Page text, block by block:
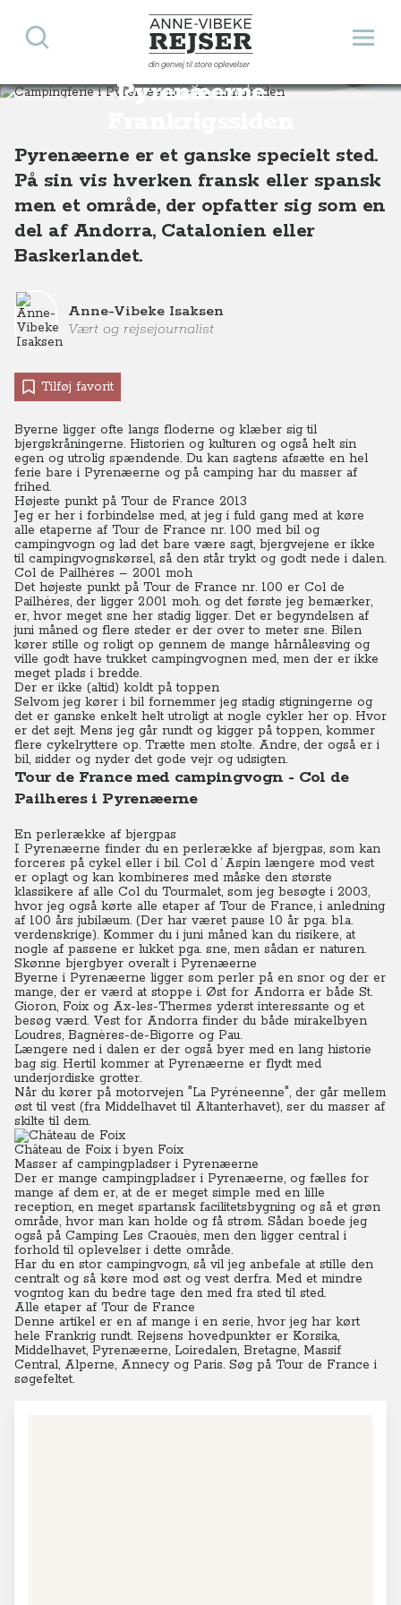
Anne-Vibeke Rejser
din genvej til store oplevelser
Åbn
Søg
Campingferie i
Pyrenæerne -
Destinationer Europa Frankrig Campingferie i Pyrenæerne - Frankrigs-siden
Pyrenæerne er et ganske specielt sted.
På sin vis hverken fransk eller spansk
men et område, der opfatter sig som en
del af Andorra, Catalonien eller
Baskerlandet.
Anne-Vibeke Isaksen
Vært og rejsejournalist
Tilføj favorit
Byerne ligger ofte langs floderne og klæber sig til
bjergskråningerne. Historien og kulturen og også helt sin
egen og utrolig spændende. Du kan sagtens afsætte en hel
ferie bare i Pyrenæerne og på camping har du masser af
frihed.
Højeste punkt på Tour de France 2013
Jeg er her i forbindelse med, at jeg i fuld gang med at køre
alle etaperne af Tour de France nr. 100 med bil og
campingvogn og lad det bare være sagt, bjergvejene er ikke
til campingvognskørsel, så den står trykt og godt nede i dalen.
Col de Pailhéres – 2001 moh
Det højeste punkt på Tour de France nr. 100 er Col de
Pailhéres, der ligger 2.001 moh. og det første jeg bemærker,
er, hvor meget sne her stadig ligger. Det er begyndelsen af
juni måned og flere steder er der over to meter sne. Bilen
kører stille og roligt op gennem de mange hårnålesving og
ville godt have trukket campingvognen med, men der er ikke
meget plads i bredde.
Der er ikke (altid) koldt på toppen
Selvom jeg kører i bil fornemmer jeg stadig stigningerne og
det er ganske enkelt helt utroligt at nogle cykler her op. Hvor
er det sejt. Mens jeg går rundt og kigger på toppen, kommer
flere cykelryttere op. Trætte men stolte. Andre, der også er i
bil, sidder og nyder det gode vejr og udsigten.
Tour de France med campingvogn - Col de
Pailheres i Pyrenæerne
En perlerække af bjergpas
I Pyrenæerne finder du en perlerække af bjergpas, som kan
forceres på cykel eller i bil. Col d´Aspin længere mod vest
er oplagt og kan kombineres med måske den største
klassikere af alle Col du Tourmalet, som jeg besøgte i 2003,
hvor jeg også kørte alle etaper af Tour de France, i anledning
af 100 års jubilæum. (Der har været pause 10 år pga. bl.a.
verdenskrige). Kommer du i juni måned kan du risikere, at
nogle af passene er lukket pga. sne, men sådan er naturen.
Skønne bjergbyer overalt i Pyrenæerne
Byerne i Pyrenæerne ligger som perler på en snor og der er
mange, der er værd at stoppe i. Øst for Andorra er både St.
Gioron, Foix og Ax-les-Thermes yderst interessante og et
besøg værd. Vest for Andorra finder du både mirakelbyen
Loudres, Bagnères-de-Bigorre og Pau.
Længere ned i dalen er der også byer med en lang historie
bag sig. Hertil kommer at Pyrenæerne er flydt med
underjordiske grotter.
Når du kører på motorvejen "La Pyréneenne", der går mellem
øst til vest (fra Middelhavet til Altanterhavet), ser du masser af
skilte til dem.
Château de Foix i byen Foix
Masser af campingpladser i Pyrenæerne
Der er mange campingpladser i Pyrenæerne, og fælles for
mange af dem er, at de er meget simple med en lille
reception, en meget spartansk facilitetsbygning og så et grøn
område, hvor man kan holde og få strøm. Sådan boede jeg
også på Camping Les Craouès, men den ligger central i
forhold til oplevelser i dette område.
Har du en stor campingvogn, så vil jeg anbefale at stille den
centralt og så køre mod øst og vest derfra. Med et mindre
vogntog kan du bedre tage den med fra sted til sted.
Alle etaper af Tour de France
Denne artikel er en af mange i en serie, hvor jeg har kørt
hele Frankrig rundt. Rejsens hovedpunkter er Korsika,
Middelhavet, Pyrenæerne, Loiredalen, Bretagne, Massif
Central, Alperne, Annecy og Paris. Søg på Tour de France i
søgefeltet.